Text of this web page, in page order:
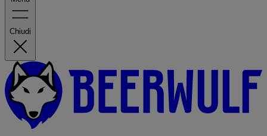
Chiudi